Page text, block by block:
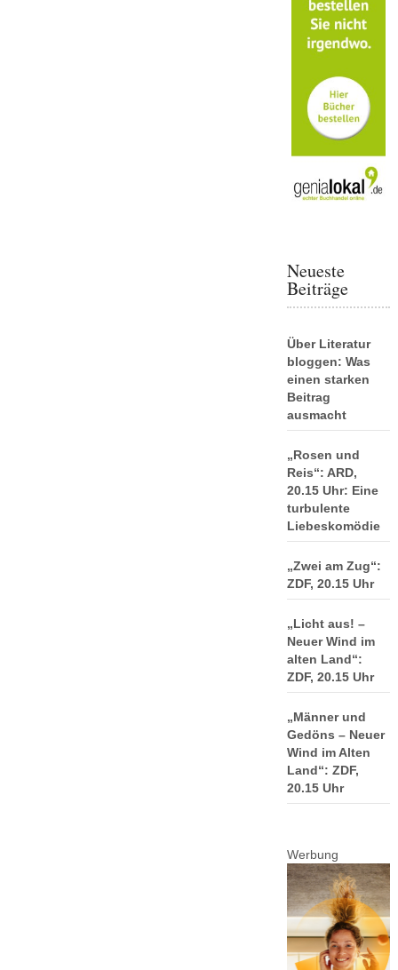
Neueste
Beiträge
Über Literatur
bloggen: Was
einen starken
Beitrag
ausmacht
„Rosen und
Reis“: ARD,
20.15 Uhr: Eine
turbulente
Liebeskomödie
„Zwei am Zug“:
ZDF, 20.15 Uhr
„Licht aus! –
Neuer Wind im
alten Land“:
ZDF, 20.15 Uhr
„Männer und
Gedöns – Neuer
Wind im Alten
Land“: ZDF,
20.15 Uhr
Werbung